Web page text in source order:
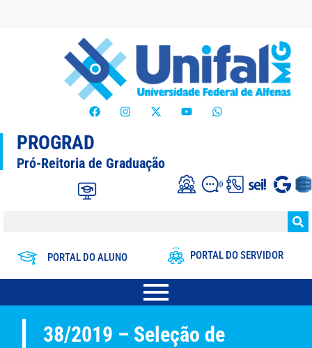
PROGRAD
Pró-Reitoria de Graduação
PORTAL DO ALUNO PORTAL DO SERVIDOR
38/2019 – Seleção de